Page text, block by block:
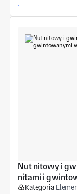
Nut nitowy i
nitami i
Kategoria